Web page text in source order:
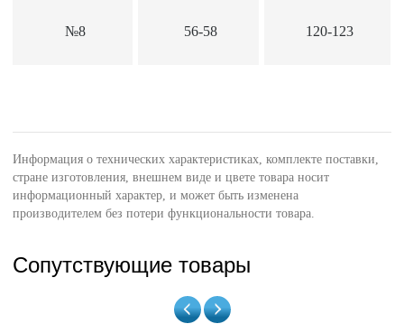
№8 56-58 120-123
Информация о технических характеристиках, комплекте поставки,
стране изготовления, внешнем виде и цвете товара носит
информационный характер, и может быть изменена
производителем без потери функциональности товара.
Сопутствующие товары